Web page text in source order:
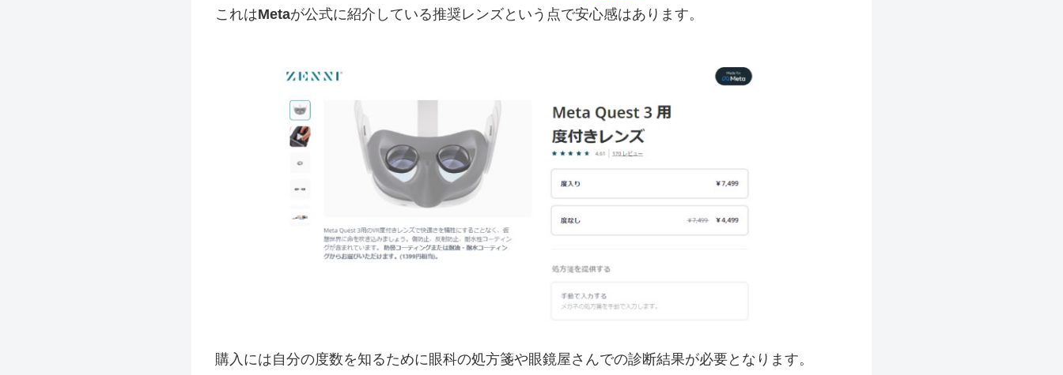
これはMetaが公式に紹介している推奨レンズという点で安心感はあります。
購入には自分の度数を知るために眼科の処方箋や眼鏡屋さんでの診断結果が必要となります。